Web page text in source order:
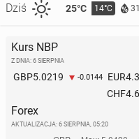
Dziś 25°C 14°C 31
Kurs NBP
Z DNIA: 6 SIERPNIA
GBP5.0219 -0.0144 EUR
CHF
Forex
AKTUALIZACJA: 6 SIERPNIA, 05:20